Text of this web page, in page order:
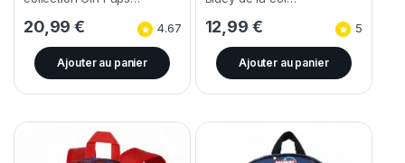
20,99€ 4.67
Ajouter au panier
12,99 € 5
Ajouter au panier